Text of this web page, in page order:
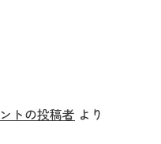
トの投稿者 より